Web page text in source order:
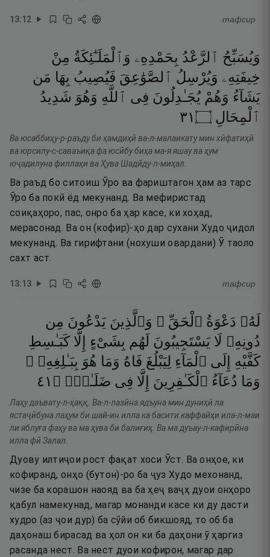
13:12 тафсир
وَيُسَبِّحُ ٱلرَّعْدُ بِحَمْدِهِۦ وَٱلْمَلَـٰٓئِكَةُ مِنْ
خِيفَتِهِۦ وَيُرْسِلُ ٱلصَّوَٰعِقَ فَيُصِيبُ بِهَا مَن
يَشَآءُ وَهُمْ يُجَـٰدِلُونَ فِى ٱللَّهِ وَهُوَ شَدِيدُ
ٱلْمِحَالِ ۝١٣
Ва юсаббиҳу-р-раъду би ҳамдиҳӣ ва-л-малаикату мин хӣфатиҳӣ
ва юрсилу-с-саваъиқа фа юсӣбу биҳа ма-я яшау ва ҳум
юҷадилуна филлаҳи ва Ҳува Шадӣду-л-миҳал.
Ва раъд бо ситоиш Ӯро ва фариштагон ҳам аз тарс
Ӯро ба покӣ ёд мекунанд. Ва мефиристад
соиқаҳоро, пас, онро ба ҳар касе, ки хоҳад,
мерасонад. Ва он (кофир)-ҳо дар сухани Худо ҷидол
мекунанд. Ва гирифтани (нохуши овардани) Ӯ таоло
сахт аст.
13:13 тафсир
لَهُۥ دَعْوَةُ ٱلْحَقِّ ۖ وَٱلَّذِينَ يَدْعُونَ مِن
دُونِهِۦ لَا يَسْتَجِيبُونَ لَهُم بِشَىْءٍ إِلَّا كَبَـٰسِطِ
كَفَّيْهِ
إِلَى ٱلْمَآءِ لِيَبْلُغَ فَاهُ وَمَا هُوَ بِبَـٰلِغِهِۦ ۚ
وَمَا دُعَآءُ ٱلْكَـٰفِرِينَ إِلَّا فِى ضَلَـٰلٍۢ ۝ ١٤
Лаҳу даъвату-л-ҳаққ. Ва-л-лазӣна ядъуна мин дуниҳӣ ла
ястаҷӣбуна лаҳум би шай-ин илла ка басити каффайҳи ила-л-маи
ли яблуға фаҳу ва ма ҳува би балиғиҳ. Ва ма дуъау-л-кафирӣна
илла фӣ Залал.
Дуову илтиҷои рост фақат хоси Ӯст. Ва онҳое, ки
кофиранд, онҳо (бутон)-ро ба ҷуз Худо мехонанд,
чизе ба корашон наояд ва ба ҳеҷ ваҷҳ дуои онҳоро
қабул намекунад, магар монанди касе ки ду дасти
худро (аз ҷои дур) ба сӯйи об бикшояд, то об ба
даҳонаш бирасад ва ҳол он ки ба даҳони ӯ ҳаргиз
расанда нест. Ва нест дуои кофирон, магар дар